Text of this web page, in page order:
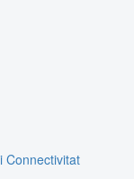
Connectivitat